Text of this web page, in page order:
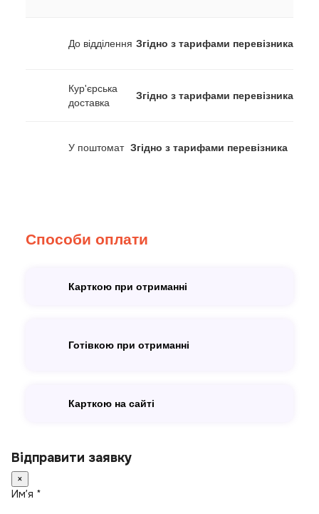
До відділення Згідно з тарифами перевізника
Кур'єрська
доставка
Згідно з тарифами перевізника
У поштомат Згідно з тарифами перевізника
Способи оплати
Карткою при отриманні
Готівкою при отриманні
Карткою на сайті
Відправити заявку
×
Имʼя *